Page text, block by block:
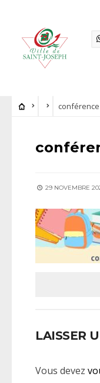
29 NOVEMBRE
LAISSER
Vous devez